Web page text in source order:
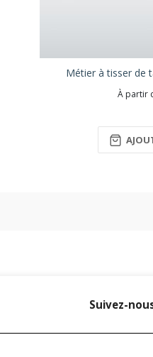
Métier à tisser de
À partir
Suivez-